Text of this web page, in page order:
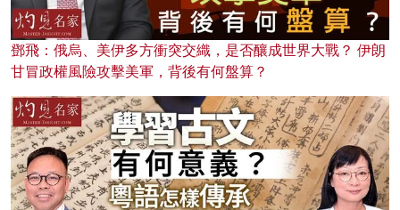
鄧飛：俄烏、美伊多方衝突交織，是否釀成世界大戰？ 伊朗
甘冒政權風險攻擊美軍，背後有何盤算？